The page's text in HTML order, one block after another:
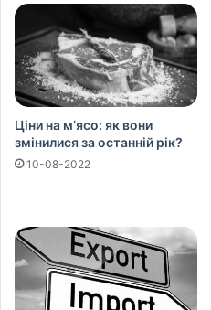
Ціни на м’ясо: як вони
змінилися за останній рік?
10-08-2022